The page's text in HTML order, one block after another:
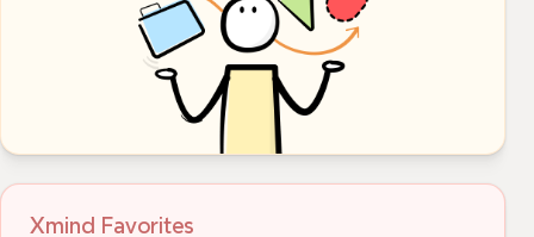
Xmind Favorites